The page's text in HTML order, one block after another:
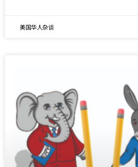
美国华人杂谈